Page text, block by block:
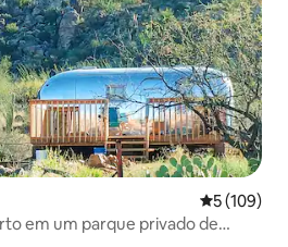
5 de uma
5 (109)
em um parque privado de